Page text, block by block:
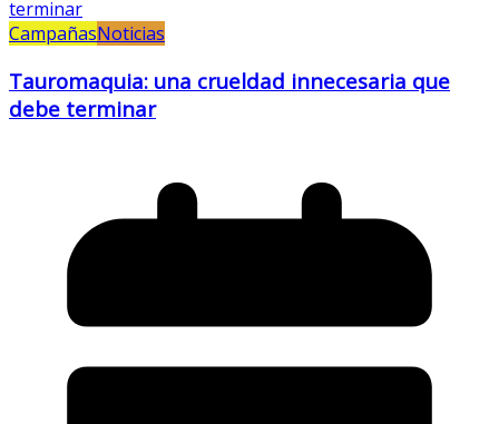
CampañasNoticias
Tauromaquia: una crueldad innecesaria que
debe terminar